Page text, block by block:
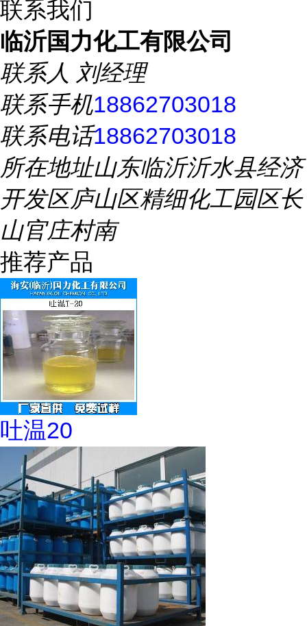
联系我们
临沂国力化工有限公司
联系人 刘经理
联系手机18862703018
联系电话18862703018
所在地址山东临沂沂水县经济
开发区庐山区精细化工园区长
山官庄村南
推荐产品
吐温20